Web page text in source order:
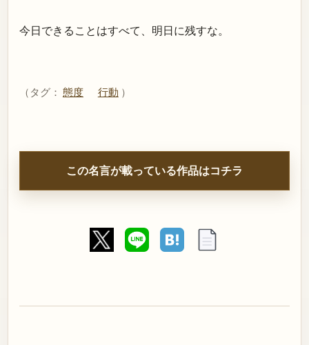
今日できることはすべて、明日に残すな。
（タグ： 態度 行動 ）
この名言が載っている作品はコチラ